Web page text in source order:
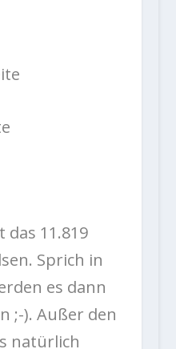
das 11.819
Sprich in
es dann
;-). Außer den
natürlich